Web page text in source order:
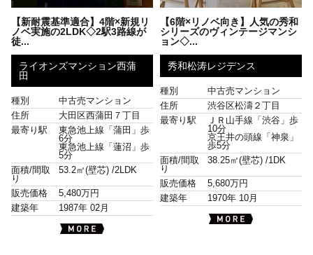
【新耐震基準適合】4階×新規リ
ノベ実施の2LDK◇2駅3路線が
徒...
ライオンズマンション西蒲
田
種別
中古売マンション
住所
大田区西蒲田７丁目
最寄り駅
東急池上線「蒲田」歩
6分
東急池上線「蓮沼」歩
5分
面積/間取
り
53.2㎡(壁芯) /2LDK
販売価格
5,480万円
建築年
1987年 02月
【6階×リノベ向き】人気の秀和
シリーズのヴィンテージマンシ
ョン◇...
秀和松涛レジデンス
種別
中古売マンション
住所
渋谷区松濤２丁目
最寄り駅
ＪＲ山手線「渋谷」歩
10分
京王井の頭線「神泉」
歩5分
面積/間取
り
38.25㎡(壁芯) /1DK
販売価格
5,680万円
建築年
1970年 10月